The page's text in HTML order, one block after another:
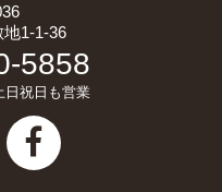
1-1-36
5858
日祝日も営業